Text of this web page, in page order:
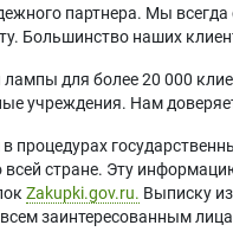
партнера. Мы всегда
Большинство наших
для более 20 000
учреждения. Нам
процедурах
всей стране. Эту
Zakupki.gov.ru. Выписку
заинтересованным